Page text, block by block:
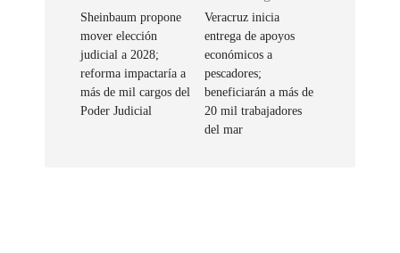
Sheinbaum propone
mover elección
judicial a 2028;
reforma impactaría a
más de mil cargos del
Poder Judicial
Veracruz inicia
entrega de apoyos
económicos a
pescadores;
beneficiarán a más de
20 mil trabajadores
del mar